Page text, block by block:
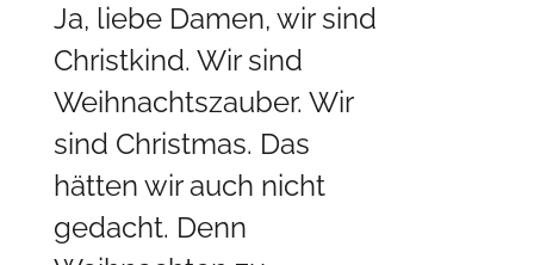
Ja, liebe Damen, wir sind
Christkind. Wir sind
Weihnachtszauber. Wir
sind Christmas. Das
hätten wir auch nicht
gedacht. Denn